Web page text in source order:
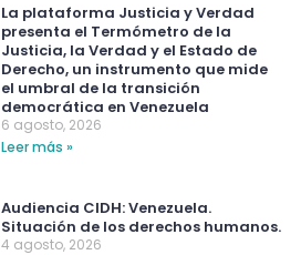
La plataforma Justicia y Verdad
presenta el Termómetro de la
Justicia, la Verdad y el Estado de
Derecho, un instrumento que mide
el umbral de la transición
democrática en Venezuela
6 agosto, 2026
Leer más »
Audiencia CIDH: Venezuela.
Situación de los derechos humanos.
4 agosto, 2026